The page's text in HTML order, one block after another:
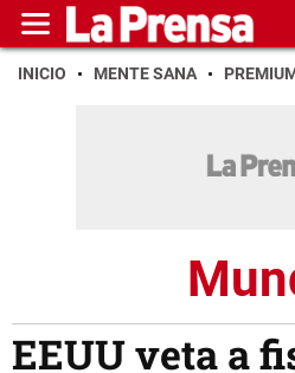
INICIO MENTE SANA
EEUU veta a